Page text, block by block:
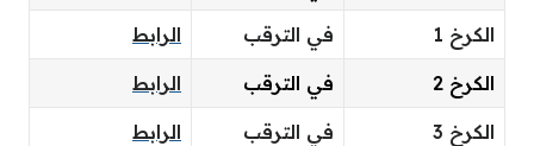
الكرخ 1 في الترقب الرابط
الكرخ 2 في الترقب الرابط
الكرخ 3 في الترقب الرابط